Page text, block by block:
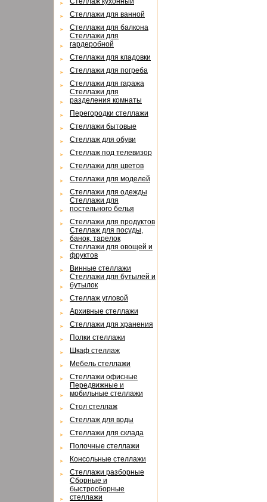
Cтеллажи для ванной
Стеллажи для балкона
Cтеллажи для
гардеробной
Cтеллажи для кладовки
Cтеллажи для погреба
Cтеллажи для гаража
Cтеллажи для
разделения комнаты
Перегородки стеллажи
Cтеллажи бытовые
Cтеллаж для обуви
Cтеллаж под телевизор
Стеллажи для цветов
Cтеллажи для моделей
Cтеллажи для одежды
Cтеллажи для
постельного белья
Cтеллажи для продуктов
Cтеллаж для посуды,
банок, тарелок
Cтеллажи для овощей и
фруктов
Винные стеллажи
Cтеллажи для бутылей и
бутылок
Cтеллаж угловой
Архивные стеллажи
Cтеллажи для хранения
Полки стеллажи
Шкаф стеллаж
Мебель стеллажи
Cтеллажи офисные
Передвижные и
мобильные стеллажи
Cтол стеллаж
Cтеллаж для воды
Cтеллажи для склада
Полочные стеллажи
Консольные стеллажи
Cтеллажи разборные
Cборные и
быстросборные
стеллажи